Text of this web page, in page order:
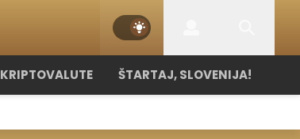
KRIPTOVALUTE ŠTARTAJ, SLOVENIJA!